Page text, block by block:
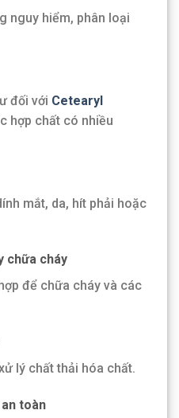
nguy hiểm, phân loại
đối với Cetearyl
hợp chất có nhiều
mắt, da, hít phải hoặc
chữa cháy
để chữa cháy và các
lý chất thải hóa chất.
toàn